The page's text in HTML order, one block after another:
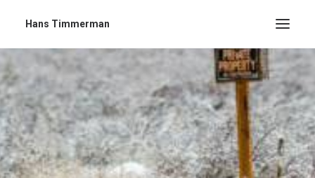
Hans Timmerman